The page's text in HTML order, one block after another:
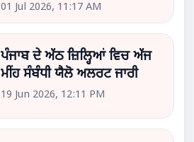
01 Jul 2026, 11:17 AM
ਪੰਜਾਬ ਦੇ ਅੱਠ ਜ਼ਿਲ੍ਹਿਆਂ ਵਿਚ ਅੱਜ
ਮੀਂਹ ਸੰਬੰਧੀ ਯੈਲੋ ਅਲਰਟ ਜਾਰੀ
19 Jun 2026, 12:11 PM